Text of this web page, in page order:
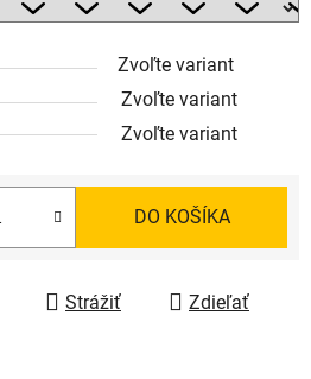
Zvoľte variant
Zvoľte variant
Zvoľte variant
DO KOŠÍKA
Strážiť Zdieľať